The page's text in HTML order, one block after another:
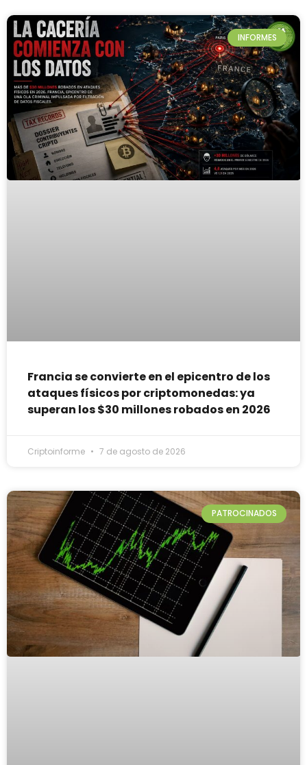
INFORMES
Francia se convierte en el epicentro de los
ataques físicos por criptomonedas: ya
superan los $30 millones robados en 2026
Criptoinforme 7 de agosto de 2026
PATROCINADOS